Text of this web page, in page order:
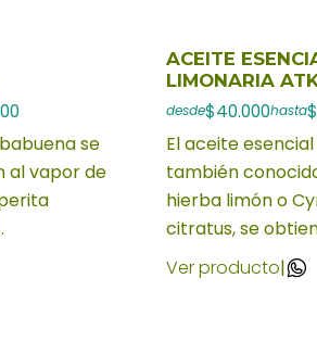
se
al vapor de
ACEITE
LIMONARIA
desde$40.000hasta
El aceite
también
hierba limón o
citratus, se
Ver producto|